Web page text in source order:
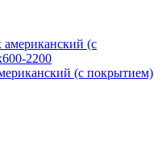
(с покрытием)